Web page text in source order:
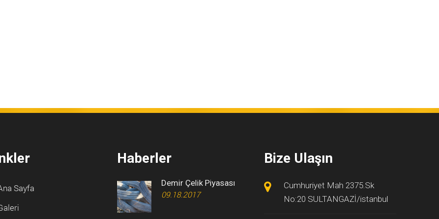
Sayfa
Haberler
Demir Çelik Piyasası
09.18.2017
Bize Ulaşın
Cumhuriyet Mah 2375.Sk
No:20 SULTANGAZİ/istanbul